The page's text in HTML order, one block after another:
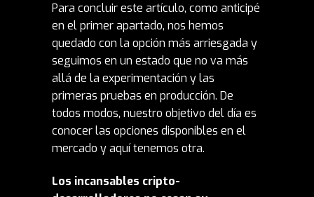
Para concluir este artículo, como anticipé
en el primer apartado, nos hemos
quedado con la opción más arriesgada y
seguimos en un estado que no va más
allá de la experimentación y las
primeras pruebas en producción. De
todos modos, nuestro objetivo del día es
conocer las opciones disponibles en el
mercado y aquí tenemos otra.
Los incansables cripto-